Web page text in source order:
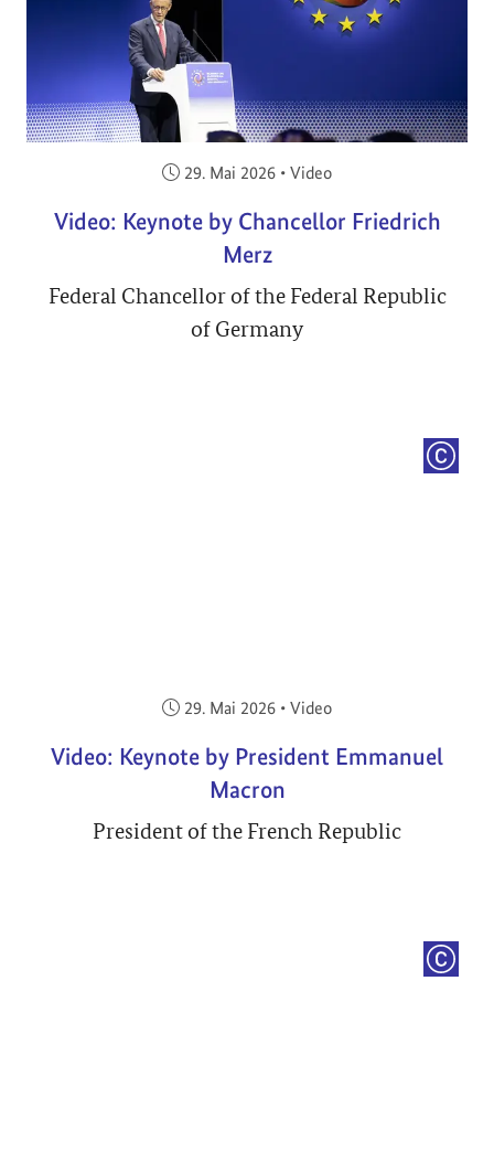
Veröffentlicht am:
29. Mai 2026 • Video
Video: Keynote by Chancellor Friedrich
Merz
Federal Chancellor of the Federal Republic
of Germany
Veröffentlicht am:
29. Mai 2026 • Video
Video: Keynote by President Emmanuel
Macron
President of the French Republic